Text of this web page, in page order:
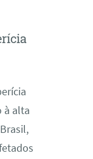
à alta